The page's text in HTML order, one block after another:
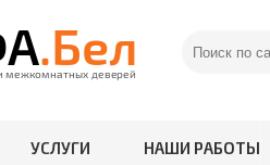
УСЛУГИ НАШИ РАБОТЫ